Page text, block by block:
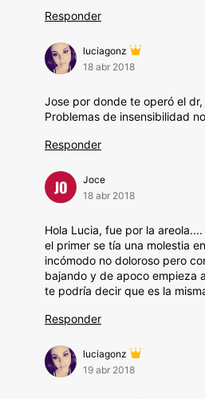
Responder
luciagonz
18 abr 2018
Jose por donde te operó el
Problemas de insensibilidad
Responder
JO
Joce
18 abr 2018
Hola Lucia, fue por la
el primer se tía una molestia
incómodo no doloroso pero
bajando y de apoco empieza
te podría decir que es la
Responder
luciagonz
19 abr 2018